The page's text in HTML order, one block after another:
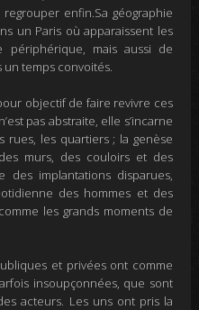
enfin.Sa géographie
un Paris où apparaissent les
périphérique, mais aussi de
un temps convoités.
objectif de faire revivre ces
pas abstraite, elle s’incarne
rues, les quartiers ; la genèse
murs, des couloirs et des
des implantations disparues,
des hommes et des
les grands moments de
et privées ont comme
insoupçonnées, que sont
acteurs. Les uns ont pris la